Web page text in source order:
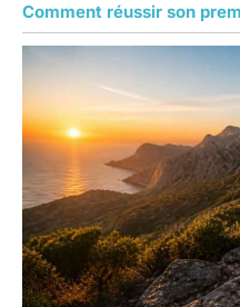
Comment réussir son